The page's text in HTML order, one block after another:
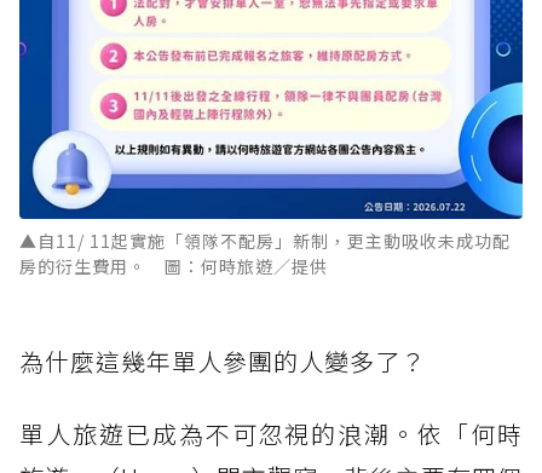
▲自11/ 11起實施「領隊不配房」新制，更主動吸收未成功配
房的衍生費用。 圖：何時旅遊／提供
為什麼這幾年單人參團的人變多了？
單人旅遊已成為不可忽視的浪潮。依「何時